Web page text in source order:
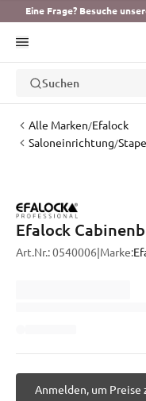
Eine Frage? Besuche
Suchen
Alle Marken/Efalock
Saloneinrichtung/
Efalock
Art.Nr.:0540006 Marke:
Anmelden, um Preise